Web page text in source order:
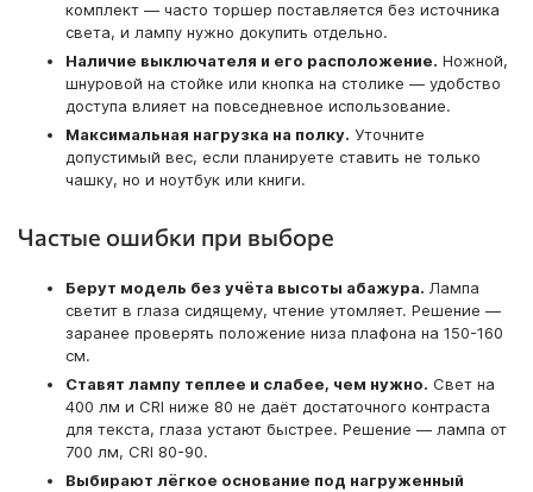
комплект — часто торшер поставляется без источника
света, и лампу нужно докупить отдельно.
Наличие выключателя и его расположение. Ножной,
шнуровой на стойке или кнопка на столике — удобство
доступа влияет на повседневное использование.
Максимальная нагрузка на полку. Уточните
допустимый вес, если планируете ставить не только
чашку, но и ноутбук или книги.
Частые ошибки при выборе
Берут модель без учёта высоты абажура. Лампа
светит в глаза сидящему, чтение утомляет. Решение —
заранее проверять положение низа плафона на 150-160
см.
Ставят лампу теплее и слабее, чем нужно. Свет на
400 лм и CRI ниже 80 не даёт достаточного контраста
для текста, глаза устают быстрее. Решение — лампа от
700 лм, CRI 80-90.
Выбирают лёгкое основание под нагруженный